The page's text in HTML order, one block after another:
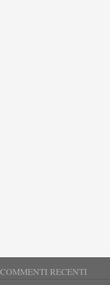
COMMENTI RECENTI